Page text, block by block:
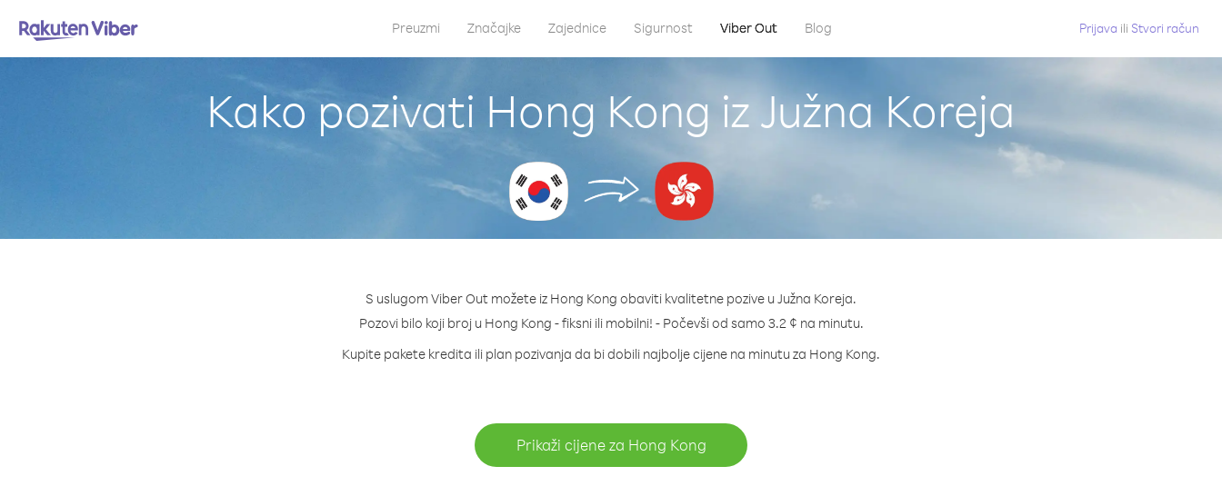
Preuzmi Značajke Zajednice Sigurnost Viber Out Blog Prijava ili Stvori račun
Kako pozivati Hong Kong iz Južna Koreja
S uslugom Viber Out možete iz Hong Kong obaviti kvalitetne pozive u Južna Koreja.
Pozovi bilo koji broj u Hong Kong - fiksni ili mobilni! - Počevši od samo 3.2 ¢ na minutu.
Kupite pakete kredita ili plan pozivanja da bi dobili najbolje cijene na minutu za Hong Kong.
Prikaži cijene za Hong Kong